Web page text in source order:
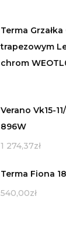
Terma
trapezowym
chrom
Verano Vk15-
896W
1 274,37zł
Terma Fiona
540,00zł